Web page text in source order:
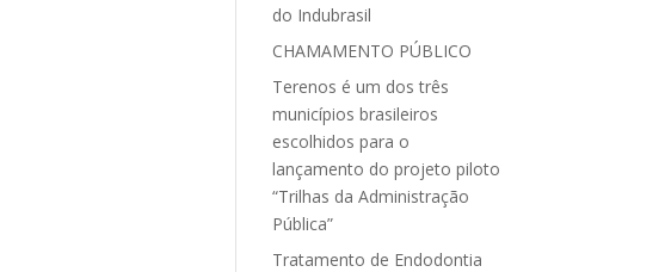
do Indubrasil
CHAMAMENTO PÚBLICO
Terenos é um dos três
municípios brasileiros
escolhidos para o
lançamento do projeto piloto
“Trilhas da Administração
Pública”
Tratamento de Endodontia